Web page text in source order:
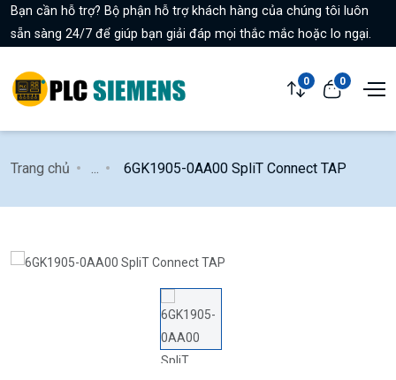
Bạn cần hỗ trợ? Bộ phận hỗ trợ khách hàng của chúng tôi luôn
sẵn sàng 24/7 để giúp bạn giải đáp mọi thắc mắc hoặc lo ngại.
0 0
Trang chủ 6GK1905-0AA00 SpliT Connect TAP